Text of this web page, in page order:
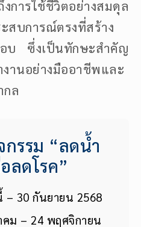
ารใช้ชีวิตอย่างสมดุล
สบการณ์ตรงที่สร้าง
บ ซึ่งเป็นทักษะสำคัญ
งานอย่างมืออาชีพและ
กล
รรม “ลดน้ำ
ลดโรค”
– 30 กันยายน 2568